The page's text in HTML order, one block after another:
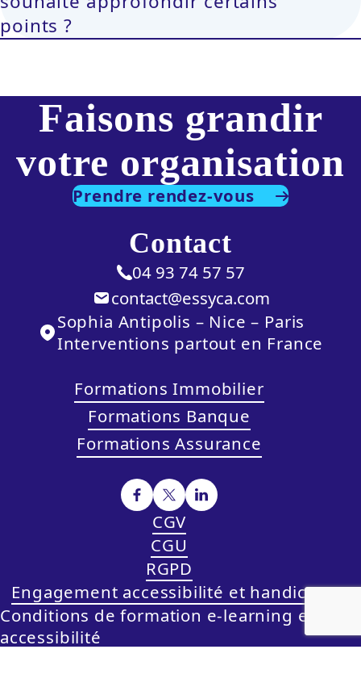
points ?
Faisons grandir
votre organisation
Prendre rendez-vous
Contact
04 93 74 57 57
contact@essyca.com
Sophia Antipolis – Nice – Paris
Interventions partout en France
Formations Immobilier
Formations Banque
Formations Assurance
CGV
CGU
RGPD
Engagement accessibilité et handicap
Conditions de formation e-learning et
accessibilité